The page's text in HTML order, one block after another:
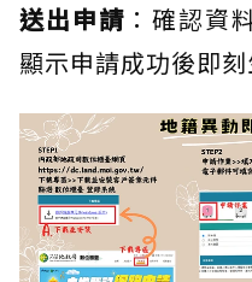
送出申請 ：確認資
顯示申請成功後即刻